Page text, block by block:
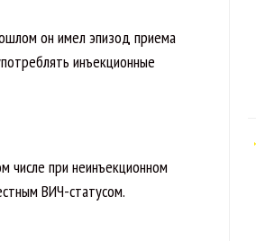
он имел эпизод приема
инъекционные
числе при неинъекционном
ВИЧ-статусом.